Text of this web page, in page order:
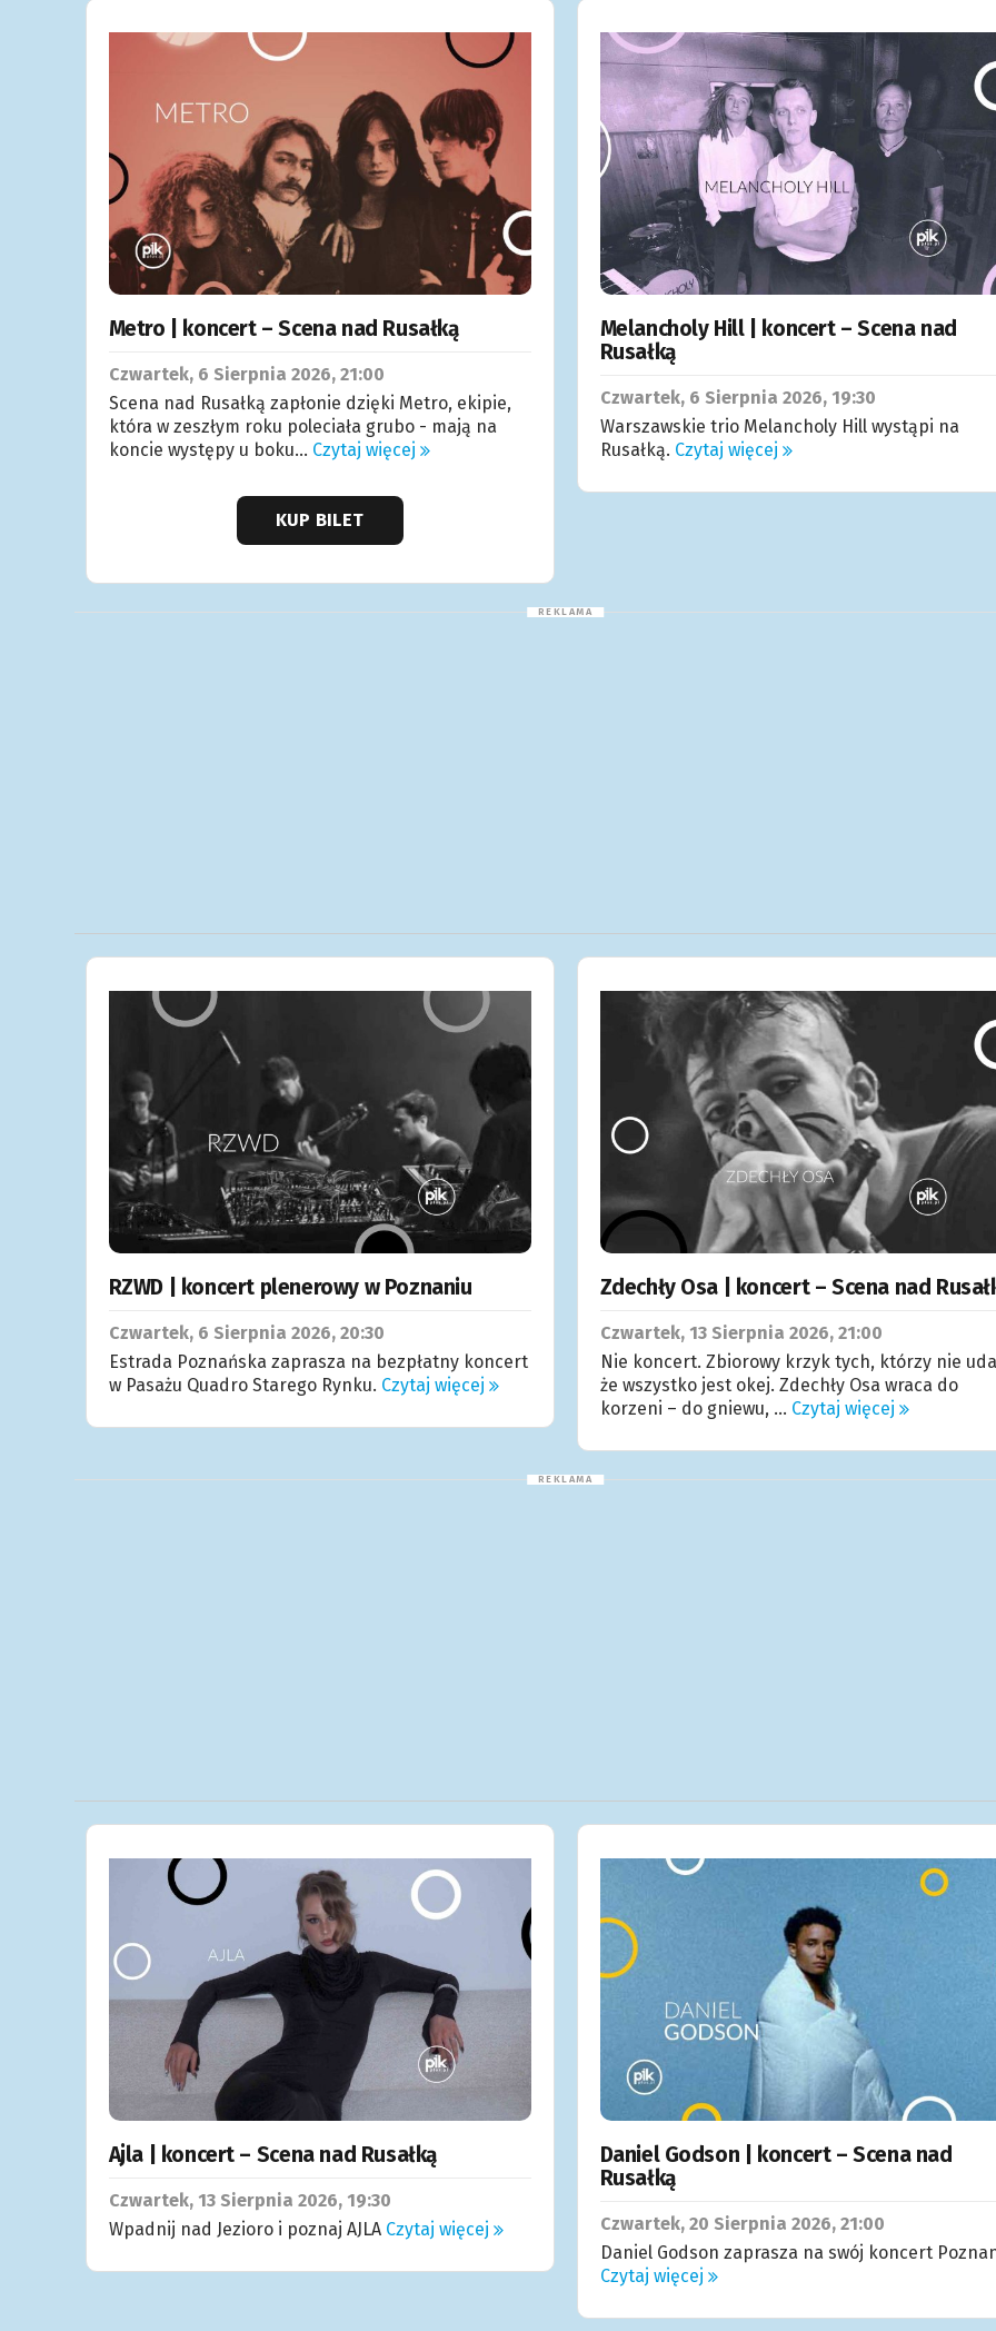
Metro | koncert – Scena nad Rusałką
Czwartek, 6 Sierpnia 2026, 21:00
Scena nad Rusałką zapłonie dzięki Metro, ekipie,
która w zeszłym roku poleciała grubo - mają na
koncie występy u boku... Czytaj więcej
KUP BILET
Melancholy Hill | koncert – Scena nad
Rusałką
Czwartek, 6 Sierpnia 2026, 19:30
Warszawskie trio Melancholy Hill wystąpi na
Rusałką. Czytaj więcej
RZWD | koncert plenerowy w Poznaniu
Czwartek, 6 Sierpnia 2026, 20:30
Estrada Poznańska zaprasza na bezpłatny koncert
w Pasażu Quadro Starego Rynku. Czytaj więcej
Zdechły Osa | koncert – Scena nad
Czwartek, 13 Sierpnia 2026, 21:00
Nie koncert. Zbiorowy krzyk tych, którzy nie
że wszystko jest okej. Zdechły Osa wraca do
korzeni – do gniewu, ... Czytaj więcej
Ajla | koncert – Scena nad Rusałką
Czwartek, 13 Sierpnia 2026, 19:30
Wpadnij nad Jezioro i poznaj AJLA Czytaj więcej
Daniel Godson | koncert – Scena nad
Rusałką
Czwartek, 20 Sierpnia 2026, 21:00
Daniel Godson zaprasza na swój koncert
Czytaj więcej